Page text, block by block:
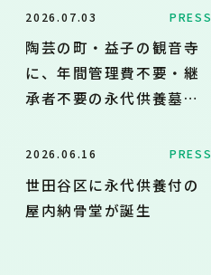
養墓・樹木葬を新設
2026.07.03 PRESS
陶芸の町・益子の観音寺
に、年間管理費不要・継
承者不要の永代供養墓・
2026.06.16 PRESS
世田谷区に永代供養付の
屋内納骨堂が誕生